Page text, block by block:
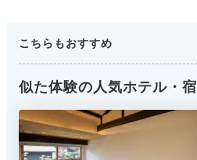
こちらもおすすめ
似た体験の人気ホテル・宿